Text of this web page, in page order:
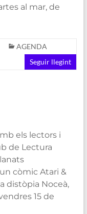
al mar, de
AGENDA
Seguir llegint
els lectors i
de Lectura
còmic Atari &
distòpia Noceà,
15 de